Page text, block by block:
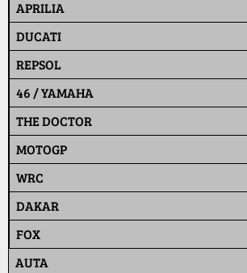
APRILIA
DUCATI
REPSOL
46 / YAMAHA
THE DOCTOR
MOTOGP
WRC
DAKAR
FOX
AUTA